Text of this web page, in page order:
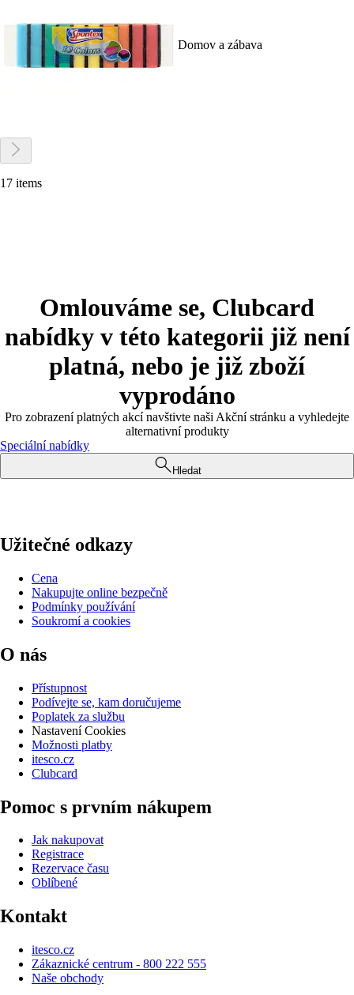
Domov a zábava
17 items
Omlouváme se, Clubcard
nabídky v této kategorii již není
platná, nebo je již zboží
vyprodáno
Pro zobrazení platných akcí navštivte naši Akční stránku a vyhledejte
alternativní produkty
Speciální nabídky
Hledat
Užitečné odkazy
Cena
Nakupujte online bezpečně
Podmínky používání
Soukromí a cookies
O nás
Přístupnost
Podívejte se, kam doručujeme
Poplatek za službu
Nastavení Cookies
Možnosti platby
itesco.cz
Clubcard
Pomoc s prvním nákupem
Jak nakupovat
Registrace
Rezervace času
Oblíbené
Kontakt
itesco.cz
Zákaznické centrum - 800 222 555
Naše obchody